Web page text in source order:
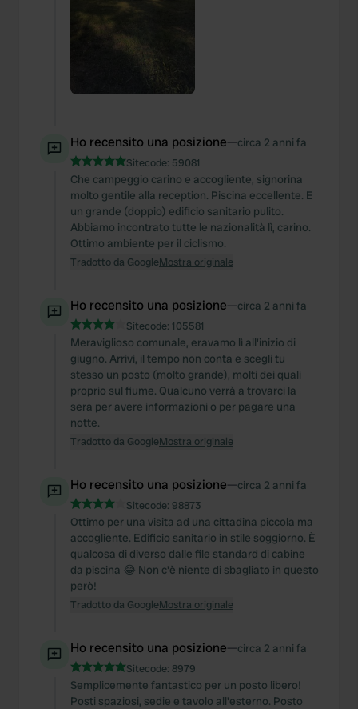
Ho recensito una posizione—circa 2 anni fa
Sitecode: 59081
Che campeggio carino e accogliente, signorina
molto gentile alla reception. Piscina eccellente. E
un grande (doppio) edificio sanitario pulito.
Abbiamo incontrato tutte le nazionalità lì, carino.
Ottimo ambiente per il ciclismo.
Tradotto da GoogleMostra originale
Ho recensito una posizione—circa 2 anni fa
Sitecode: 105581
Meraviglioso comunale, eravamo lì all'inizio di
giugno. Arrivi, il tempo non conta e scegli tu
stesso un posto (molto grande), molti dei quali
proprio sul fiume. Qualcuno verrà a trovarci la
sera per avere informazioni o per pagare una
notte.
Tradotto da GoogleMostra originale
Ho recensito una posizione—circa 2 anni fa
Sitecode: 98873
Ottimo per una visita ad una cittadina piccola ma
accogliente. Edificio sanitario in stile soggiorno. È
qualcosa di diverso dalle file standard di cabine
da piscina 😂 Non c'è niente di sbagliato in questo
però!
Tradotto da GoogleMostra originale
Ho recensito una posizione—circa 2 anni fa
Sitecode: 8979
Semplicemente fantastico per un posto libero!
Posti spaziosi, sedie e tavolo all'esterno. Posto